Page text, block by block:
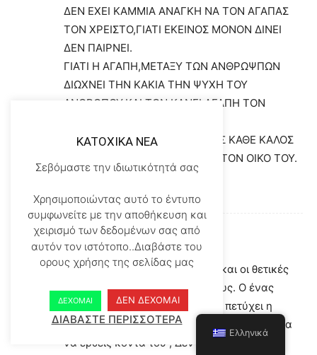
ΔΕΝ ΕΧΕΙ ΚΑΜΜΙΑ ΑΝΑΓΚΗ ΝΑ ΤΟΝ ΑΓΑΠΑΣ
ΤΟΝ ΧΡΕΙΣΤΟ,ΓΙΑΤΙ ΕΚΕΙΝΟΣ ΜΟΝΟΝ ΔΙΝΕΙ
ΔΕΝ ΠΑΙΡΝΕΙ.
ΓΙΑΤΙ Η ΑΓΑΠΗ,ΜΕΤΑΞΥ ΤΩΝ ΑΝΘΡΩΨΠΩΝ
ΔΙΩΧΝΕΙ ΤΗΝ ΚΑΚΙΑ ΤΗΝ ΨΥΧΗ ΤΟΥ
ΑΝΘΡΩΠΟΥ,ΚΑΙ ΤΟΝ ΚΑΝΕΙ ΑΓΑΠΗ ΤΟΝ
ΑΥΤΟΣ ΘΕΛΕΙ Ο ΠΑΤΕΡΑΣ,ΟΠΩΣ ΚΑΘΕ ΚΑΛΟΣ
ΠΑΤΕΡΑΣ ΑΓΑΠΗ ΚΑΙ ΕΙΡΗΝΗ ΑΤΟΝ ΟΙΚΟ ΤΟΥ.
ΧΡΕΙΣΤΟΣ ΑΝΕΣΤΗ,ΑΔΕΛΦΙΑ.
Απάντηση
ΗΡΩ
03/28/2017 στο 3:20 ΜΜ
οι αρνητικές σκέψεις φεύγουν και οι θετικές
σκέψεις παίρνουν την σειρά τους. Ο ένας
συμπληρώνει τον άλλον για να πετύχει η
συνταγή. Αλλά γιατί να επικαλεστείς κάτι για
να έρθεις κοντά του ; Δεν υπάρχει άλλος
KATOXIKA NEA
Σεβόμαστε την ιδιωτικότητά σας
Χρησιμοποιώντας αυτό το έντυπο
συμφωνείτε με την αποθήκευση και
χειρισμό των δεδομένων σας από
αυτόν τον ιστότοπο..Διαβάστε του
ορους χρήσης της σελίδας μας
ΔΕΧΟΜΑΙ ΔΕΝ ΔΕΧΟΜΑΙ
ΔΙΑΒΑΣΤΕ ΠΕΡΙΣΣΟΤΕΡΑ
Ελληνικά